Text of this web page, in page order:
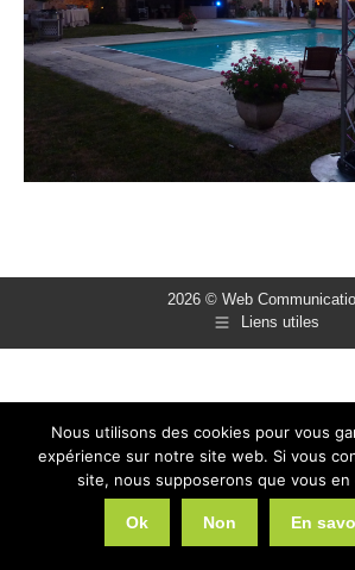
2026 © Web
Liens utiles
Nous utilisons des cookies pour vous
expérience sur notre site web. Si vous
site, nous supposerons que vous
Ok Non En